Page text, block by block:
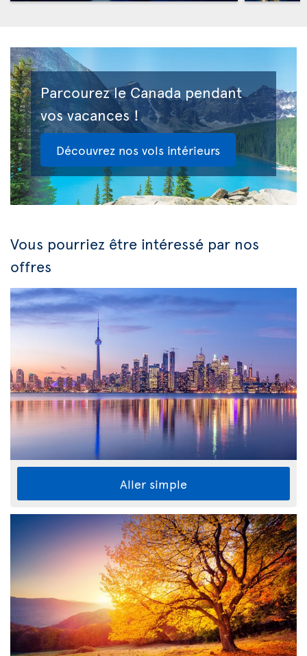
Parcourez le Canada pendant
vos vacances !
Découvrez nos vols intérieurs
Vous pourriez être intéressé par nos
offres
Aller simple